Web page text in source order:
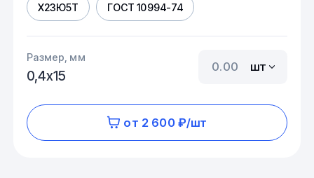
Х23Ю5Т ГОСТ 10994-74
Размер, мм
0,4х15
шт
от 2 600 ₽/шт